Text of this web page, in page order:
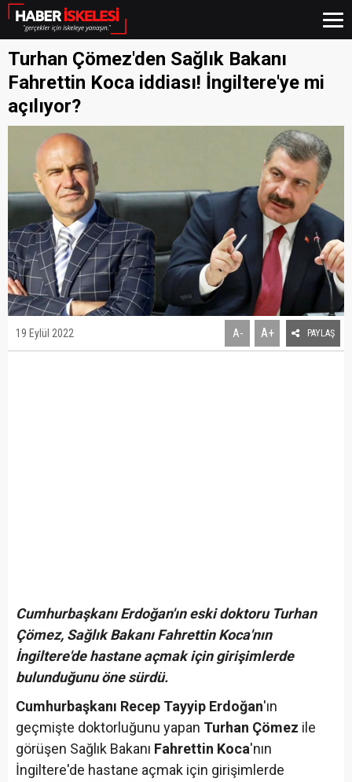
Turhan Çömez'den Sağlık Bakanı
Fahrettin Koca iddiası! İngiltere'ye mi
açılıyor?
19 Eylül 2022 A- A+ PAYLAŞ
Cumhurbaşkanı Erdoğan'ın eski doktoru Turhan
Çömez, Sağlık Bakanı Fahrettin Koca'nın
İngiltere'de hastane açmak için girişimlerde
bulunduğunu öne sürdü.
Cumhurbaşkanı Recep Tayyip Erdoğan'ın
geçmişte doktorluğunu yapan Turhan Çömez ile
görüşen Sağlık Bakanı Fahrettin Koca'nın
İngiltere'de hastane açmak için girişimlerde